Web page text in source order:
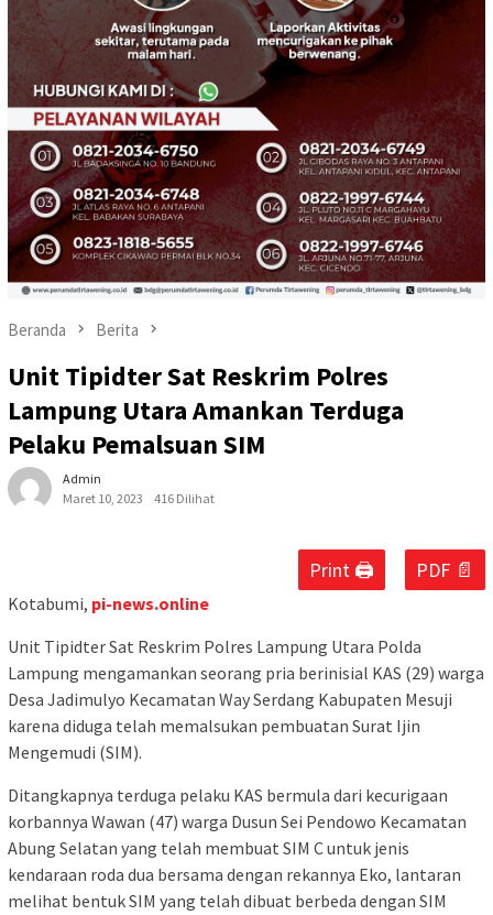
Beranda Berita
Unit Tipidter Sat Reskrim Polres
Lampung Utara Amankan Terduga
Pelaku Pemalsuan SIM
Admin
Maret 10, 2023
416 Dilihat
Print 🖨 PDF 📄
Kotabumi, pi-news.online
Unit Tipidter Sat Reskrim Polres Lampung Utara Polda
Lampung mengamankan seorang pria berinisial KAS (29) warga
Desa Jadimulyo Kecamatan Way Serdang Kabupaten Mesuji
karena diduga telah memalsukan pembuatan Surat Ijin
Mengemudi (SIM).
Ditangkapnya terduga pelaku KAS bermula dari kecurigaan
korbannya Wawan (47) warga Dusun Sei Pendowo Kecamatan
Abung Selatan yang telah membuat SIM C untuk jenis
kendaraan roda dua bersama dengan rekannya Eko, lantaran
melihat bentuk SIM yang telah dibuat berbeda dengan SIM